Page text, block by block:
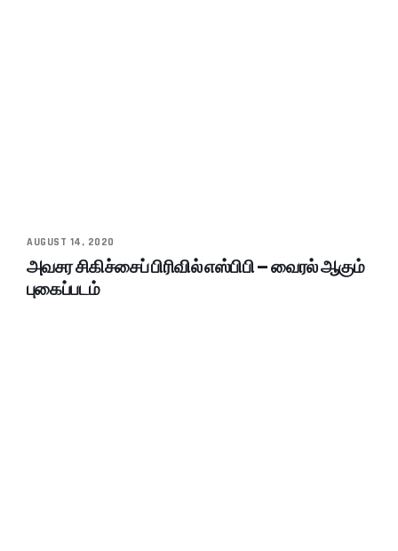
AUGUST 14, 2020
அவசர சிகிச்சைப் பிரிவில் எஸ்பிபி – வைரல் ஆகும்
புகைப்படம்